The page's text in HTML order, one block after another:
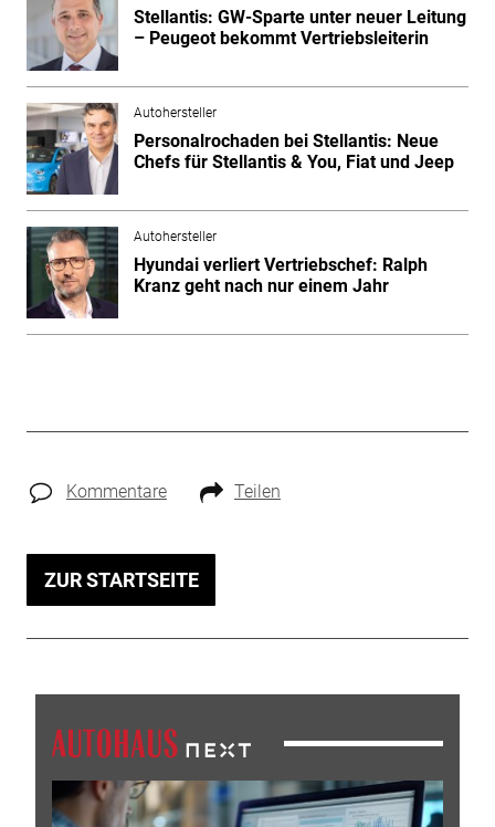
Stellantis: GW-Sparte unter neuer Leitung
– Peugeot bekommt Vertriebsleiterin
Autohersteller
Personalrochaden bei Stellantis: Neue
Chefs für Stellantis & You, Fiat und Jeep
Autohersteller
Hyundai verliert Vertriebschef: Ralph
Kranz geht nach nur einem Jahr
Kommentare Teilen
ZUR STARTSEITE